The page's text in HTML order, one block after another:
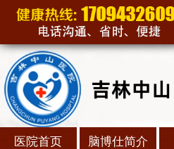
医院首页 脑博仕简介